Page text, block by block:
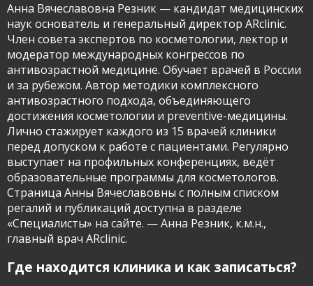
Анна Вячеславовна Резник — кандидат медицинских
наук основатель и генеральный директор ARclinic.
Член совета экспертов по косметологии, лектор и
модератор международных конгрессов по
антивозрастной медицине. Обучает врачей в России
и за рубежом. Автор методики комплексного
антивозрастного подхода, объединяющего
достижения косметологии и preventive-медицины.
Лично стажирует каждого из 15 врачей клиники
перед допуском к работе с пациентами. Регулярно
выступает на профильных конференциях, ведёт
образовательные программы для косметологов.
Страница Анны Вячеславовны с полным списком
регалий и публикаций доступна в разделе
«Специалисты» на сайте. — Анна Резник, к.м.н.,
главный врач ARclinic.
Где находится клиника и как записаться?